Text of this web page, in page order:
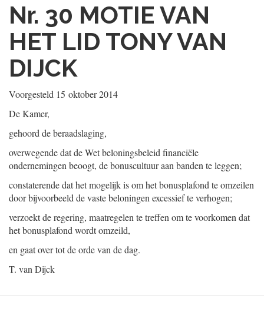
Nr. 30 MOTIE VAN
HET LID TONY VAN
DIJCK
Voorgesteld 15 oktober 2014
De Kamer,
gehoord de beraadslaging,
overwegende dat de Wet beloningsbeleid financiële
ondernemingen beoogt, de bonuscultuur aan banden te leggen;
constaterende dat het mogelijk is om het bonusplafond te omzeilen
door bijvoorbeeld de vaste beloningen excessief te verhogen;
verzoekt de regering, maatregelen te treffen om te voorkomen dat
het bonusplafond wordt omzeild,
en gaat over tot de orde van de dag.
T. van Dijck